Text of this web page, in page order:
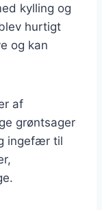
kylling og
hurtigt
og kan
af
grøntsager
ingefær til